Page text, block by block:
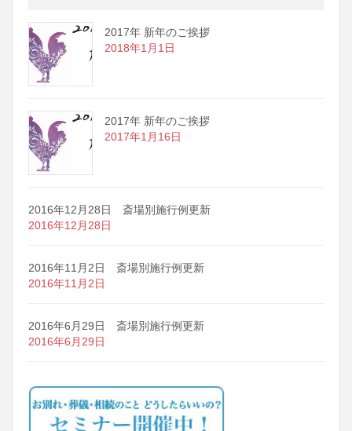
2017年 新年のご挨拶
2018年1月1日
2017年 新年のご挨拶
2017年1月16日
2016年12月28日 斎場別施行例更新
2016年12月28日
2016年11月2日 斎場別施行例更新
2016年11月2日
2016年6月29日 斎場別施行例更新
2016年6月29日